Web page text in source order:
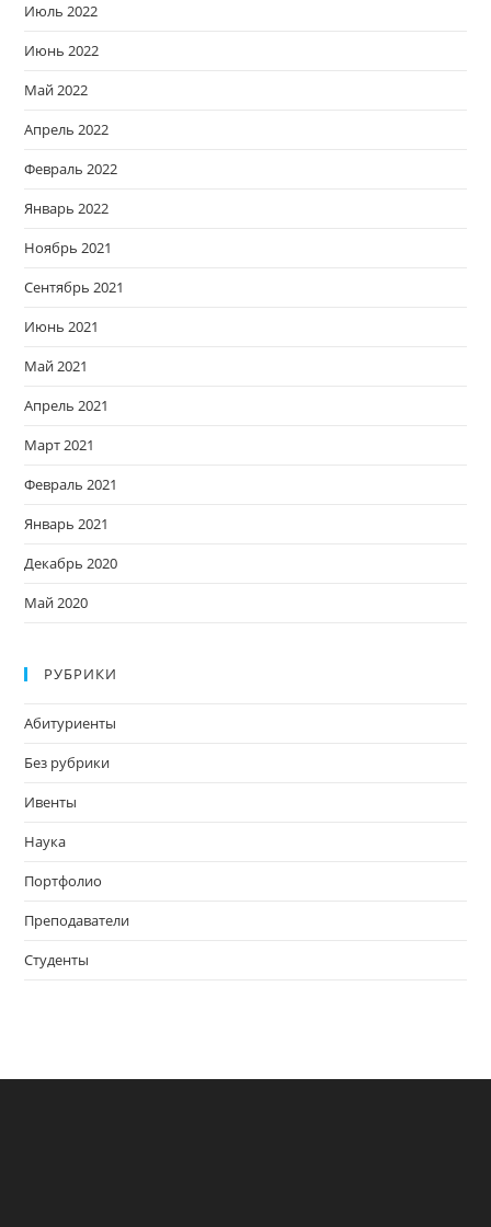
Июль 2022
Июнь 2022
Май 2022
Апрель 2022
Февраль 2022
Январь 2022
Ноябрь 2021
Сентябрь 2021
Июнь 2021
Май 2021
Апрель 2021
Март 2021
Февраль 2021
Январь 2021
Декабрь 2020
Май 2020
РУБРИКИ
Абитуриенты
Без рубрики
Ивенты
Наука
Портфолио
Преподаватели
Студенты